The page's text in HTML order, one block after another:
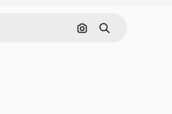
Cerca per immagine
Ricerca